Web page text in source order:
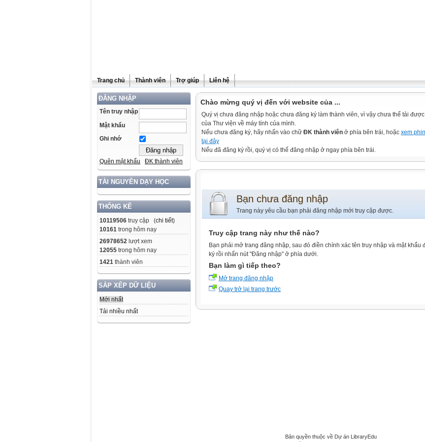
Trang chủ Thành viên Trợ giúp Liên hệ
ĐĂNG NHẬP
Tên truy nhập
Mật khẩu
Ghi nhớ
Quên mật khẩu ĐK thành viên
TÀI NGUYÊN DẠY HỌC
THỐNG KÊ
10119506 truy cập (chi tiết)
10161 trong hôm nay
26978652 lượt xem
12055 trong hôm nay
1421 thành viên
SẮP XẾP DỮ LIỆU
Mới nhất
Tải nhiều nhất
Chào mừng quý vị đến với website của ...
Quý vị chưa đăng nhập hoặc chưa đăng ký làm thành viên, vì vậy chưa thể tải
của Thư viện về máy tính của mình.
Nếu chưa đăng ký, hãy nhấn vào chữ ĐK thành viên ở phía bên trái, hoặc xem
tại đây
Nếu đã đăng ký rồi, quý vị có thể đăng nhập ở ngay phía bên trái.
Bạn chưa đăng nhập
Trang này yêu cầu bạn phải đăng nhập mới truy cập được.
Truy cập trang này như thế nào?
Bạn phải mở trang đăng nhập, sau đó điền chính xác tên truy nhập và mật khẩu
ký rồi nhấn nút "Đăng nhập" ở phía dưới.
Bạn làm gì tiếp theo?
Mở trang đăng nhập
Quay trở lại trang trước
Bản quyền thuộc về Dự án LibraryEdu